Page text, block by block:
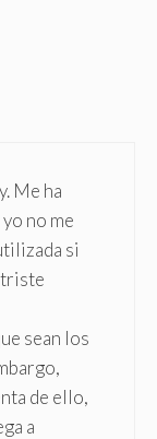
Me ha
no me
si
triste
sean los
de ello,
a